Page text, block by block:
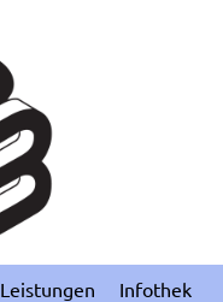
Leistungen Infothek